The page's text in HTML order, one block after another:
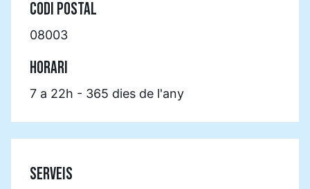
CODI POSTAL
08003
HORARI
7 a 22h - 365 dies de l'any
SERVEIS